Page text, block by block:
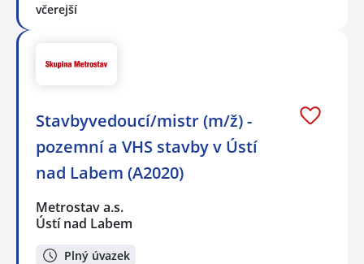
včerejší
Stavbyvedoucí/mistr (m/ž) -
pozemní a VHS stavby v Ústí
nad Labem (A2020)
Metrostav a.s.
Ústí nad Labem
Plný úvazek